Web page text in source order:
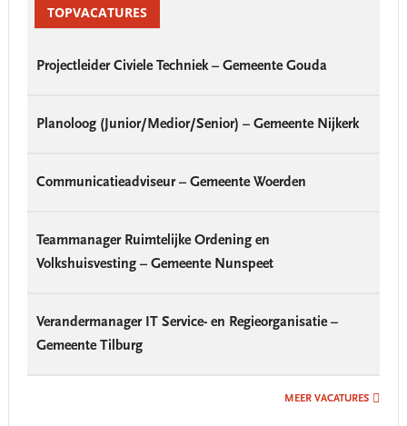
SidebarTOPVACATURES
Projectleider Civiele Techniek – Gemeente Gouda
Planoloog (Junior/Medior/Senior) – Gemeente Nijkerk
Communicatieadviseur – Gemeente Woerden
Teammanager Ruimtelijke Ordening en
Volkshuisvesting – Gemeente Nunspeet
Verandermanager IT Service- en Regieorganisatie –
Gemeente Tilburg
MEER VACATURES